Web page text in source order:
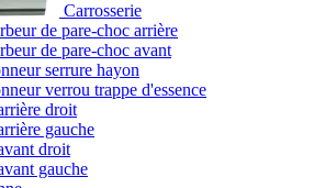
Carrosserie
de pare-choc arrière
de pare-choc avant
serrure hayon
verrou trappe d'essence
droit
gauche
droit
gauche